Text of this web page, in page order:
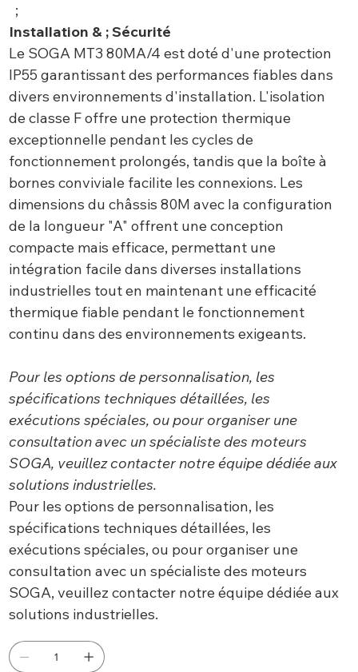
;
Installation & ; Sécurité
Le SOGA MT3 80MA/4 est doté d'une protection
IP55 garantissant des performances fiables dans
divers environnements d'installation. L'isolation
de classe F offre une protection thermique
exceptionnelle pendant les cycles de
fonctionnement prolongés, tandis que la boîte à
bornes conviviale facilite les connexions. Les
dimensions du châssis 80M avec la configuration
de la longueur "A" offrent une conception
compacte mais efficace, permettant une
intégration facile dans diverses installations
industrielles tout en maintenant une efficacité
thermique fiable pendant le fonctionnement
continu dans des environnements exigeants.
Pour les options de personnalisation, les
spécifications techniques détaillées, les
exécutions spéciales, ou pour organiser une
consultation avec un spécialiste des moteurs
SOGA, veuillez contacter notre équipe dédiée aux
solutions industrielles.
Pour les options de personnalisation, les
spécifications techniques détaillées, les
exécutions spéciales, ou pour organiser une
consultation avec un spécialiste des moteurs
SOGA, veuillez contacter notre équipe dédiée aux
solutions industrielles.